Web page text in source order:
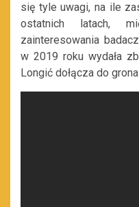
się tyle uwagi, na ile
ostatnich latach,
zainteresowania
w 2019 roku wydała
Longić dołącza do